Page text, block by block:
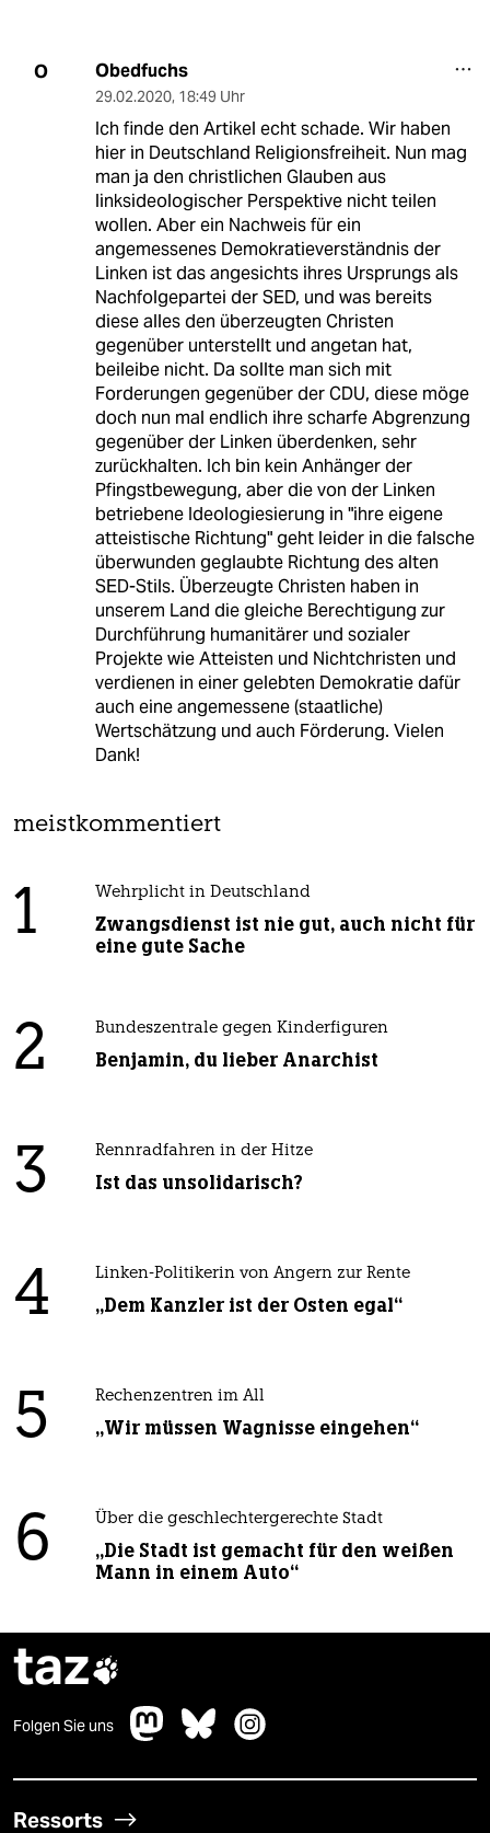
O Obedfuchs
29.02.2020, 18:49 Uhr
Ich finde den Artikel echt schade. Wir haben
hier in Deutschland Religionsfreiheit. Nun mag
man ja den christlichen Glauben aus
linksideologischer Perspektive nicht teilen
wollen. Aber ein Nachweis für ein
angemessenes Demokratieverständnis der
Linken ist das angesichts ihres Ursprungs als
Nachfolgepartei der SED, und was bereits
diese alles den überzeugten Christen
gegenüber unterstellt und angetan hat,
beileibe nicht. Da sollte man sich mit
Forderungen gegenüber der CDU, diese möge
doch nun mal endlich ihre scharfe Abgrenzung
gegenüber der Linken überdenken, sehr
zurückhalten. Ich bin kein Anhänger der
Pfingstbewegung, aber die von der Linken
betriebene Ideologiesierung in "ihre eigene
atteistische Richtung" geht leider in die falsche
überwunden geglaubte Richtung des alten
SED-Stils. Überzeugte Christen haben in
unserem Land die gleiche Berechtigung zur
Durchführung humanitärer und sozialer
Projekte wie Atteisten und Nichtchristen und
verdienen in einer gelebten Demokratie dafür
auch eine angemessene (staatliche)
Wertschätzung und auch Förderung. Vielen
Dank!
meistkommentiert
1 Wehrplicht in Deutschland
Zwangsdienst ist nie gut, auch nicht für
eine gute Sache
2 Bundeszentrale gegen Kinderfiguren
Benjamin, du lieber Anarchist
3 Rennradfahren in der Hitze
Ist das unsolidarisch?
4 Linken-Politikerin von Angern zur Rente
„Dem Kanzler ist der Osten egal“
5 Rechenzentren im All
„Wir müssen Wagnisse eingehen“
6 Über die geschlechtergerechte Stadt
„Die Stadt ist gemacht für den weißen
Mann in einem Auto“
taz
Folgen Sie uns
Ressorts